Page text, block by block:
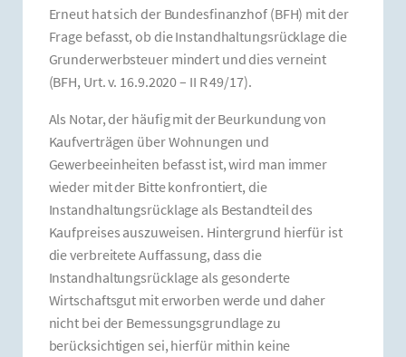
Erneut hat sich der Bundesfinanzhof (BFH) mit der
Frage befasst, ob die Instandhaltungsrücklage die
Grunderwerbsteuer mindert und dies verneint
(BFH, Urt. v. 16.9.2020 – II R 49/17).
Als Notar, der häufig mit der Beurkundung von
Kaufverträgen über Wohnungen und
Gewerbeeinheiten befasst ist, wird man immer
wieder mit der Bitte konfrontiert, die
Instandhaltungsrücklage als Bestandteil des
Kaufpreises auszuweisen. Hintergrund hierfür ist
die verbreitete Auffassung, dass die
Instandhaltungsrücklage als gesonderte
Wirtschaftsgut mit erworben werde und daher
nicht bei der Bemessungsgrundlage zu
berücksichtigen sei, hierfür mithin keine